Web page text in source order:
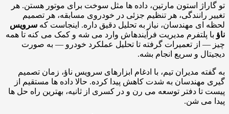
استون مارتین، داده ها مثل سوخت برای موتور هستن. هر
رانندگی، هر تنظیم جزئی در خودروی مسابقه، هر تصمیم
ای مهندسان، نیاز به تحلیل دقیق داره. اینجاست کهسرویس
پلتفرم مدیریت فرآیندهاش وارد می شه و کمک می کنه تا همه
— از تعمیرات گرفته تا تحلیل عملکرد خودرو — به صورت
و سریع انجام بشه.
مدیران تیم، با ادغام ابزارهای سرویس ناؤ، زمان تصمیم
مهندسان به شدت کاهش پیدا کرده. حالا داده ها مستقیم از
تا دفتر توسعه می رن و در کسری از ثانیه، بهترین راه حل ها
می شن.